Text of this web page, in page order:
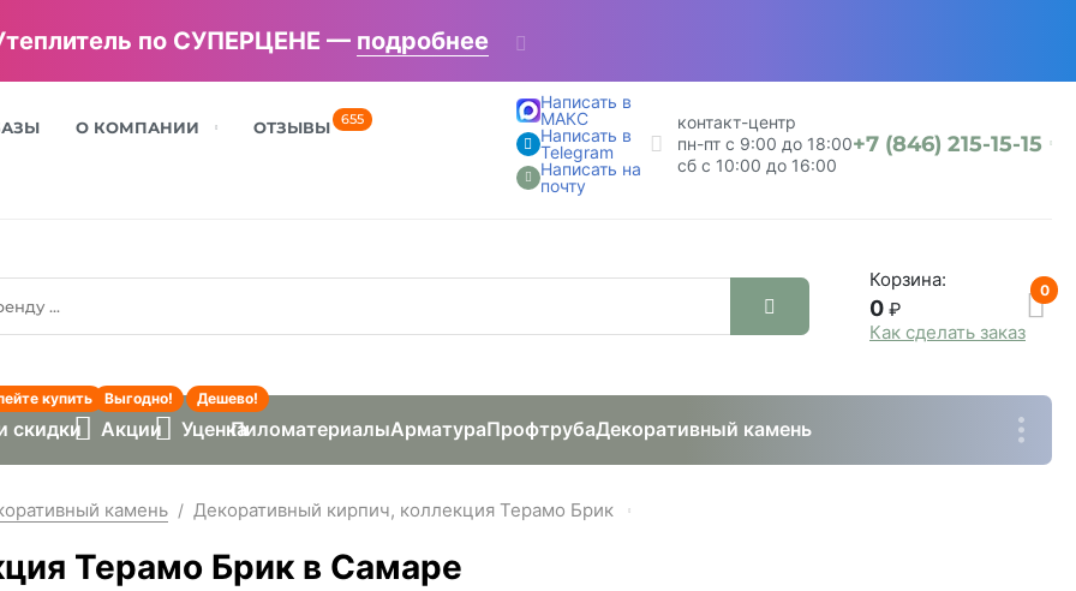
по СУПЕРЦЕНЕ — подробнее
О КОМПАНИИ ОТЗЫВЫ 655
Написать в
МАКС
Написать в
Telegram
Написать на
почту
контакт-центр
пн-пт с 9:00 до 18:00
сб с 10:00 до 16:00
+7 (846) 215-15-15
Корзина:
0 ₽
Как сделать заказ
0
скидки
купить
Акции
Выгодно!
Уценка
Дешево!
ПиломатериалыАрматураПрофтрубаДекоративный камень
камень / Декоративный кирпич, коллекция Терамо Брик
Терамо Брик в Самаре